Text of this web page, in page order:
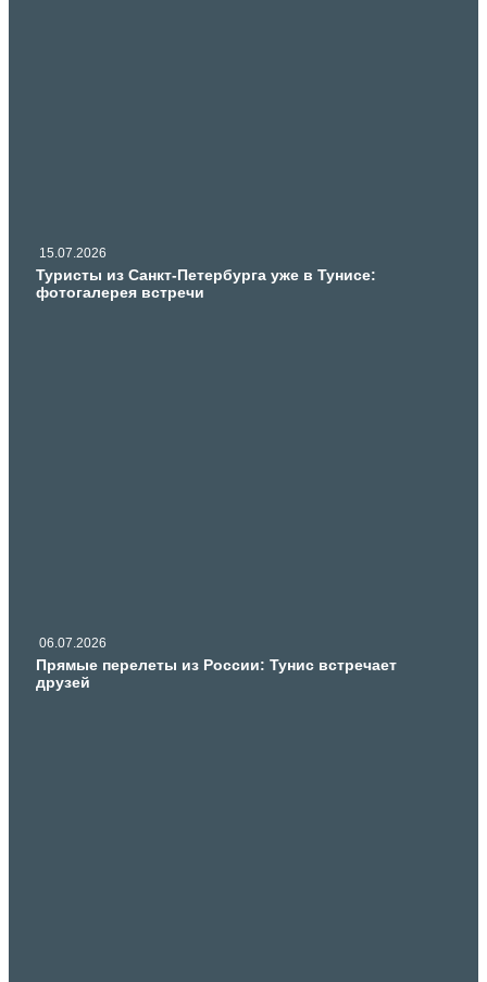
15.07.2026
Туристы из Санкт-Петербурга уже в Тунисе:
фотогалерея встречи
06.07.2026
Прямые перелеты из России: Тунис встречает
друзей